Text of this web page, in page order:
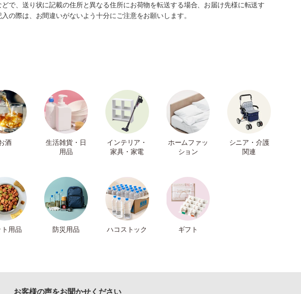
で、送り状に記載の住所と異なる住所にお荷物を転送する場合、お届け先様に転送す
の際は、お間違いがないよう十分にご注意をお願いします。
酒
生活雑貨・日
用品
インテリア・
家具・家電
ホームファッ
ション
シニア・介護
関連
用品 防災用品 ハコストック ギフト
お客様の声をお聞かせください